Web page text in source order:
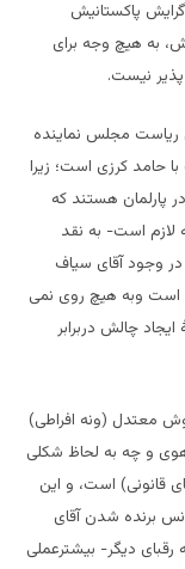
پاکستانیش
به هیچ وجه برای
نیست.
ریاست مجلس نماینده
حامد کرزی است؛ زیرا
پارلمان هستند که
لازم است- به نقد
وجود آقای سیاف
است وبه هیچ روی نمی
چالش دربرابر
معتدل (ونه افراطی)
و چه به لحاظ شکلی
قانونی) است، و این
برنده شدن آقای
دیگر- بیشترعملی